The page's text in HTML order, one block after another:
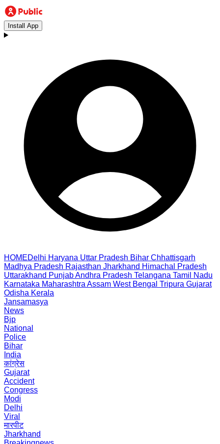
Install App
HOMEDelhi Haryana Uttar Pradesh Bihar Chhattisgarh
Madhya Pradesh Rajasthan Jharkhand Himachal Pradesh
Uttarakhand PunjabAndhra Pradesh Telangana Tamil Nadu
Karnataka Maharashtra Assam West Bengal Tripura Gujarat
Odisha Kerala
Jansamasya
News
Bjp
National
Police
Bihar
India
कांग्रेस
Gujarat
Accident
Congress
Modi
Delhi
Viral
मारपीट
Jharkhand